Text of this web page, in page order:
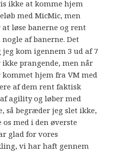
ikke at komme hjem
med MicMic, men
løse banerne og rent
af banerne. Det
kom igennem 3 ud af 7
prangende, men når
hjem fra VM med
af dem rent faktisk
agility og løber med
så begræder jeg slet ikke,
med i den øverste
glad for vores
vi har haft gennem